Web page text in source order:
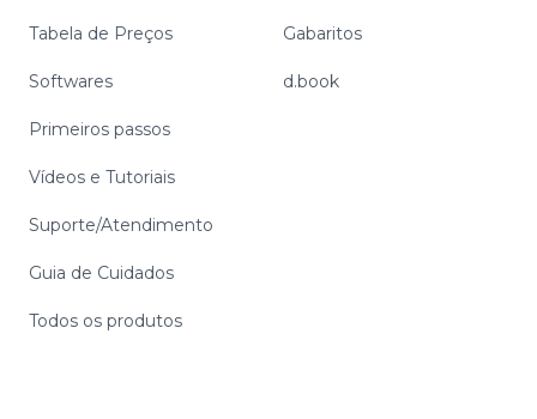
Tabela de Preços
Softwares
Primeiros passos
Vídeos e Tutoriais
Suporte/Atendimento
Guia de Cuidados
Todos os produtos
Gabaritos
d.book